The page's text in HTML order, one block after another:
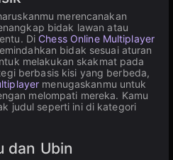
merencanakan
bidak lawan atau
Di Chess Online Multiplayer
bidak sesuai aturan
melakukan skakmat pada
berbasis kisi yang berbeda,
menugaskanmu untuk
melompati mereka. Kamu
judul seperti ini di kategori
dan Ubin